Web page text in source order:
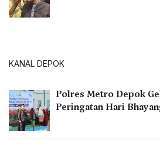
KANAL DEPOK
Polres Metro Depok
Peringatan Hari